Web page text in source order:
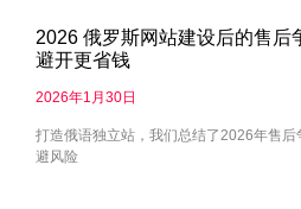
2026 俄罗斯网站建设后的售后
避开更省钱
2026年1月30日
打造俄语独立站，我们总结了2026年售
避风险